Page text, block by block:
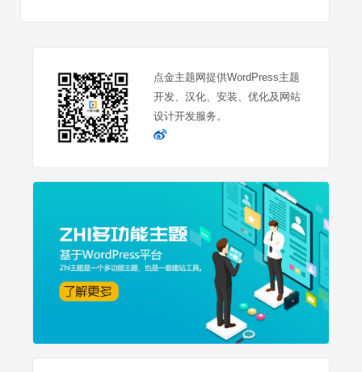
点金主题网提供WordPress主题
开发、汉化、安装、优化及网站
设计开发服务。